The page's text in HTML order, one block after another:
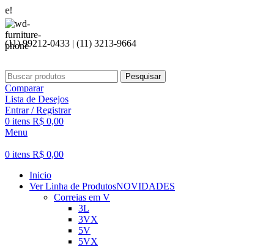
(11) 99212-0433 | (11) 3213-9664
Pesquisar
Comparar
Lista de Desejos
Entrar / Registrar
0 itens R$ 0,00
Menu
0 itens R$ 0,00
Inicio
Ver Linha de ProdutosNOVIDADES
Correias em V
3L
3VX
5V
5VX